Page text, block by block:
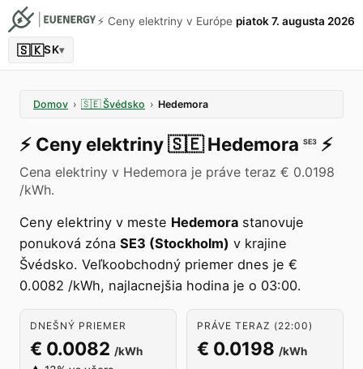
⚡️ Ceny elektriny v Európe piatok 7. augusta 2026
🇸🇰SK▾
Domov › 🇸🇪 Švédsko › Hedemora
⚡️ Ceny elektriny🇸🇪 Hedemora SE3 ⚡️
Cena elektriny v Hedemora je práve teraz € 0.0198
/kWh.
Ceny elektriny v meste Hedemora stanovuje
ponuková zóna SE3 (Stockholm) v krajine
Švédsko. Veľkoobchodný priemer dnes je €
0.0082 /kWh, najlacnejšia hodina je o 03:00.
DNEŠNÝ PRIEMER
€ 0.0082 /kWh
PRÁVE TERAZ (22:00)
€ 0.0198 /kWh